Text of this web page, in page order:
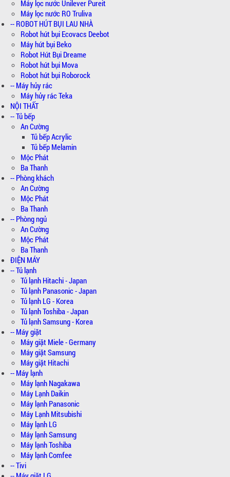
Máy lọc nước Unilever Pureit
Máy lọc nước RO Truliva
-- ROBOT HÚT BỤI LAU NHÀ
Robot hút bụi Ecovacs Deebot
Máy hút bụi Beko
Robot Hút Bụi Dreame
Robot hút bụi Mova
Robot hút bụi Roborock
-- Máy hủy rác
Máy hủy rác Teka
NỘI THẤT
-- Tủ bếp
An Cường
Tủ bếp Acrylic
Tủ bếp Melamin
Mộc Phát
Ba Thanh
-- Phòng khách
An Cường
Mộc Phát
Ba Thanh
-- Phòng ngủ
An Cường
Mộc Phát
Ba Thanh
ĐIỆN MÁY
-- Tủ lạnh
Tủ lạnh Hitachi - Japan
Tủ lạnh Panasonic - Japan
Tủ lạnh LG - Korea
Tủ lạnh Toshiba - Japan
Tủ lạnh Samsung - Korea
-- Máy giặt
Máy giặt Miele - Germany
Máy giặt Samsung
Máy giặt Hitachi
-- Máy lạnh
Máy lạnh Nagakawa
Máy Lạnh Daikin
Máy lạnh Panasonic
Máy Lạnh Mitsubishi
Máy lạnh LG
Máy lạnh Samsung
Máy lạnh Toshiba
Máy lạnh Comfee
-- Tivi